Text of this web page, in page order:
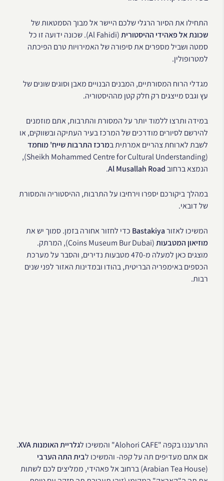
התחילו את הסיור הרגלי שלכם היישר אל מבוך הסמטאות של
שכונת אל פאהידי ההיסטורית
(Al Fahidi). שכונה ידועה זו כל
סמטה ושביל מספרים את סיפורה של האמירויות טרם הפיכתה
למטרופולין.
מגדלי הרוח המסורתיים, המבנים הבנויים מאבן וסוגים שונים של
עץ וגבס מייצגים רק חלק קטן מההיסטוריה.
במידה ותרצו ללמוד יותר על המסורת והתרבות, אתם מוזמנים
להירשם לסיורים מודרכים של המרכז בעיר העתיקה ובשווקים, או
לשבת לארוחת צהריים אמרתית במרכז התרבות שייח' מוחמד
(Sheikh Mohammed Centre for Cultural Understanding),
הנמצא ברחובAl Musallah Road
.
במהלך ביקורכם יספרו וירחיבו על התרבות, ההיסטוריה והמסורת
של דובאי.
המשיכו לאזורBastakiya כדי לחזור אחורה בזמן. סמוך יש את
מוזיאון המטבעות
(Coins Museum Bur Dubai), המרתק.
מוצגים כאן למעלה מ-470 מטבעות נדירים, והסבר על מערכת
הכספים באימפריה הבריטית, בהודו ובמדינות האזור לפני שנים
רבות.
התרעננו בקפה "Alohori CAFE" והמשיכו ל גלריית האומנות XVA
.
אם אתם מעדיפים תה על קפה- והמשיכו לבית התה הערבי
(Arabian Tea House) ברחוב אל פאהידי, ממליצים לכם לשתות